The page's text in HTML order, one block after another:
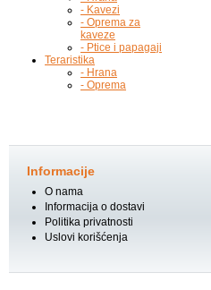
- Kavezi
- Oprema za
kaveze
- Ptice i papagaji
Teraristika
- Hrana
- Oprema
Informacije
O nama
Informacija o dostavi
Politika privatnosti
Uslovi korišćenja